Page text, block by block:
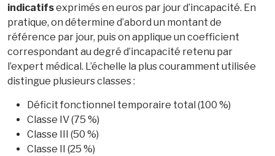
indicatifsexprimés en euros par jour d’incapacité. En
pratique, on détermine d’abord un montant de
référence par jour, puis on applique un coefficient
correspondant au degré d’incapacité retenu par
l’expert médical. L’échelle la plus couramment utilisée
distingue plusieurs classes :
Déficit fonctionnel temporaire total (100 %)
Classe IV (75 %)
Classe III (50 %)
Classe II (25 %)